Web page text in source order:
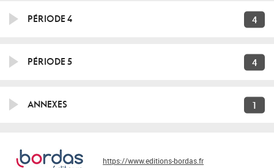
PÉRIODE 4 4
PÉRIODE 5 4
ANNEXES 1
https://www.editions-bordas.fr